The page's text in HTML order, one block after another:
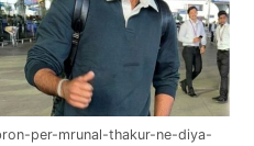
per-mrunal-thakur-ne-diya-